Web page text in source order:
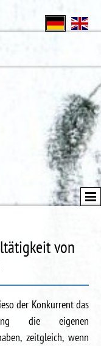
von
der Konkurrent das
die eigenen
zeitgleich, wenn